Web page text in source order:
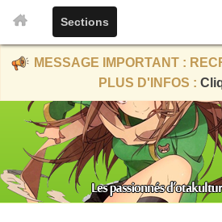
Sections
MESSAGE IMPORTANT :
PLUS D'INFOS :